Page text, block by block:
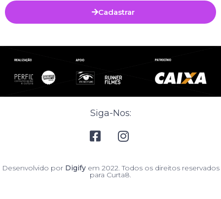
Cadastrar
Siga-Nos:
Desenvolvido por Digifyem 2022. Todos os direitos reservados
para Curta8.